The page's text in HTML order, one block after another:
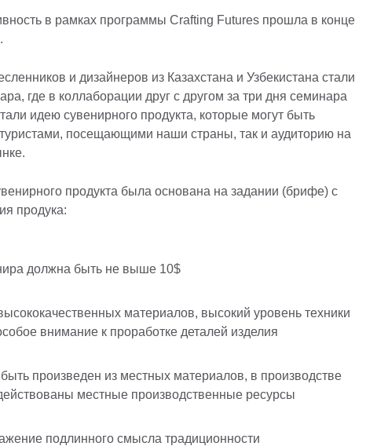
в рамках программы Crafting Futures прошла в конце
и дизайнеров из Казахстана и Узбекистана стали
где в коллаборации друг с другом за три дня семинара
идею сувенирного продукта, которые могут быть
посещающими наши страны, так и аудиторию на
продукта была основана на задании (брифе) с
продука:
должна быть не выше 10$
материалов, высокий уровень техники
внимание к проработке деталей изделия
произведен из местных материалов, в производстве
местные производственные ресурсы
подлинного смысла традиционности